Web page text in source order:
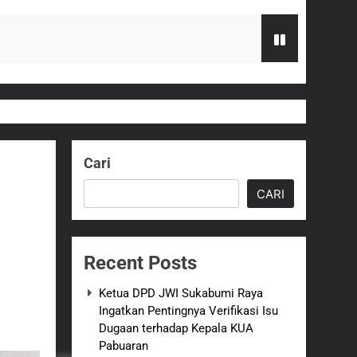
Rampung
Perkuat Penataan Pedagang
ASI adalah Investasi Peradaban dan
Cari
CARI
Recent Posts
Ketua DPD JWI Sukabumi Raya
Ingatkan Pentingnya Verifikasi Isu
Dugaan terhadap Kepala KUA
Pabuaran